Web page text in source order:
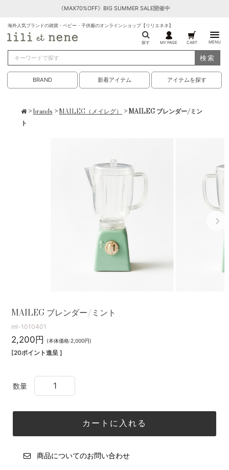
《MAX70%OFF》BIG SUMMER SALE開催中
海外人気ブランドの雑貨・ベビー・子供服のオンラインショップ【リリエネネ】
探す MY PAGE CART MENU
検索
BRAND 新着アイテム アイテムを探す
>brands >MAILEG（メイレグ） > MAILEG ブレンダー/ミン
ト
MAILEG ブレンダー/ミント
ml-1010401
2,200円 (本体価格:2,000円)
[20ポイント進呈 ]
数量
商品についてのお問い合わせ